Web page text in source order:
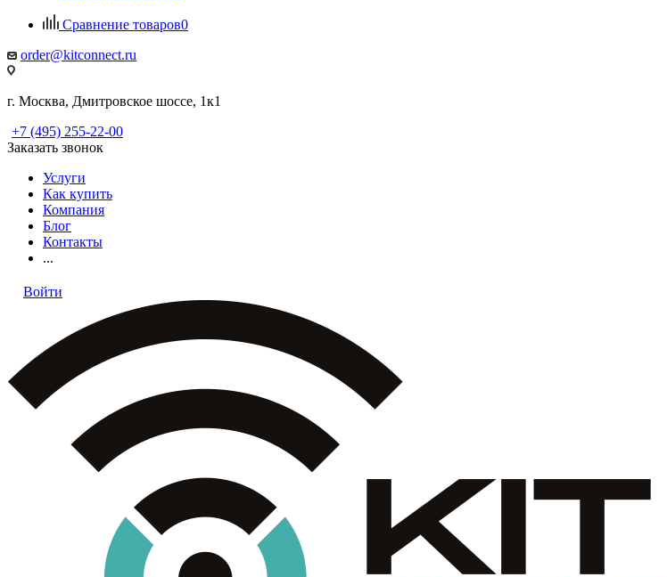
Сравнение товаров0
order@kitconnect.ru
г. Москва, Дмитровское шоссе, 1к1
+7 (495) 255-22-00
Заказать звонок
Услуги
Как купить
Компания
Блог
Контакты
...
Войти